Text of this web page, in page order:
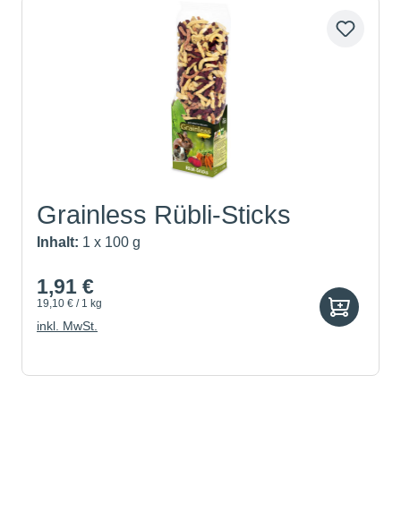
Grainless Rübli-Sticks
Inhalt: 1 x 100 g
1,91 €
19,10 € / 1 kg
inkl. MwSt.